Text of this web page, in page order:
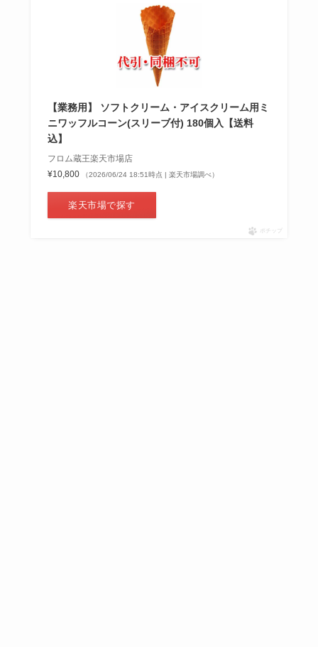
【業務用】 ソフトクリーム・アイスクリーム用ミ
ニワッフルコーン(スリーブ付) 180個入【送料
込】
フロム蔵王楽天市場店
¥10,800
（2026/06/24 18:51時点 | 楽天市場調べ）
楽天市場で探す
ポチップ